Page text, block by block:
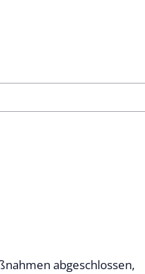
abgeschlossen,